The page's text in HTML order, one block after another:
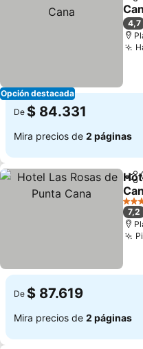
Opción destacada
4,7
De $ 84.331
Mira precios de 2 páginas
Ver
3
7,2
De $ 87.619
Mira precios de 2 páginas